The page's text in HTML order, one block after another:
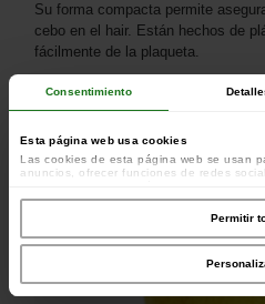
Consentimiento
Esta página web usa cookies
Las cookies de esta página web se usan
anuncios, ofrecer funciones de redes
colaboradores de redes sociales,
combinarla con otra información que les
recopilado a partir del uso que haya hecho
Permitir
Su forma compacta permite
cebo en el hair. Están hechos de
fácilmente de la plaqueta.